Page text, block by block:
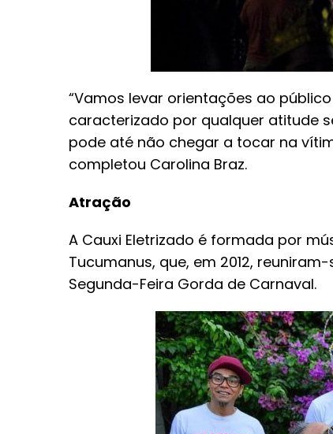
“Vamos levar orientações ao
caracterizado por qualquer atitude
pode até não chegar a tocar na
completou Carolina Braz.
Atração
A Cauxi Eletrizado é formada por
Tucumanus, que, em 2012,
Segunda-Feira Gorda de Carnaval.